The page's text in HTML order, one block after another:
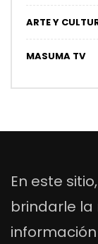
ARTE Y
MASUMA TV
En este
brindarle